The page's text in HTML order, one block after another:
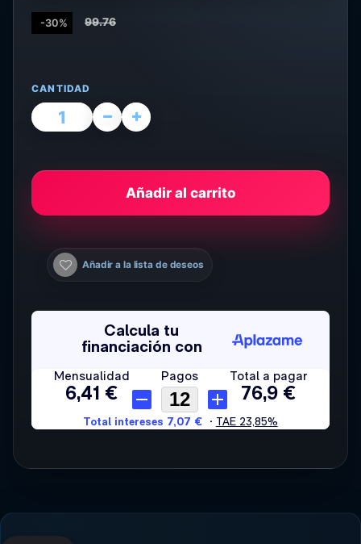
-30% 99.76
CANTIDAD
Añadir al carrito
Añadir a la lista de deseos